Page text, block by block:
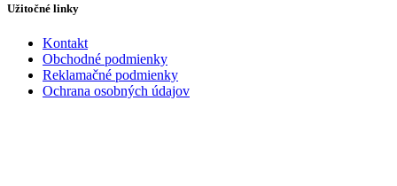
Užitočné linky
Kontakt
Obchodné podmienky
Reklamačné podmienky
Ochrana osobných údajov